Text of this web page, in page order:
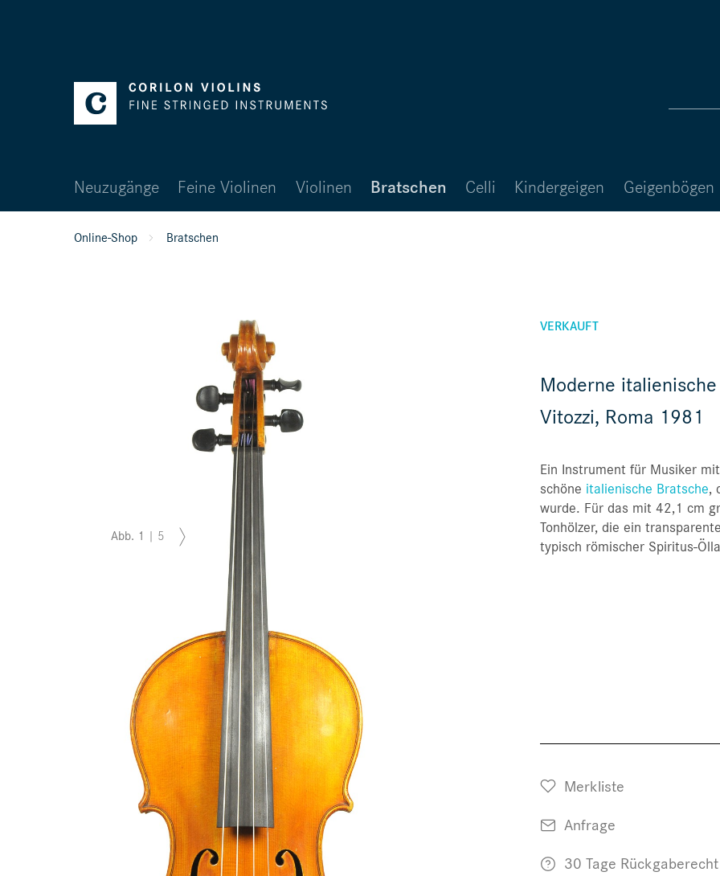
Neuzugänge Feine Violinen Violinen Bratschen Celli Kindergeigen Geigenbögen
Online-Shop Bratschen
VERKAUFT
Moderne
Vitozzi, Roma 1981
Ein Instrument für Musiker
schöne italienische Bratsche,
wurde. Für das mit 42,1 cm
Tonhölzer, die ein
typisch römischer Spiritus-
Merkliste
Anfrage
30 Tage Rückgaberecht
Abb. 1 | 5